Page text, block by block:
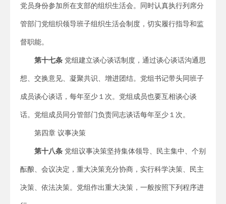
党员身份参加所在支部的组织生活会。同时认真执行列席分
管部门党组织领导班子组织生活会制度，切实履行指导和监
督职能。
第十七条 党组建立谈心谈话制度，通过谈心谈话沟通思
想、交换意见、凝聚共识、增进团结。党组书记带头同班子
成员谈心谈话，每年至少１次。党组成员也要互相谈心谈
话。党组成员同分管部门负责同志谈话每年至少１次。
第四章 议事决策
第十八条 党组议事决策坚持集体领导、民主集中、个别
酝酿、会议决定，重大决策充分协商，实行科学决策、民主
决策、依法决策。党组作出重大决策，一般按照下列程序进